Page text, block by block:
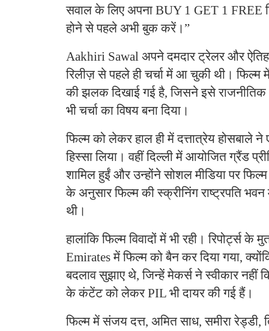
सवाल के लिए अपना BUY 1 GET 1
होने से पहले अभी बुक करें।”
Aakhiri Sawal अपने दमदार ट्रेलर और
रिलीज़ से पहले ही चर्चा में आ चुकी थी।
की झलक दिखाई गई है, जिसने इसे
भी चर्चा का विषय बना दिया।
फिल्म को लेकर हाल ही में दत्तात्रेय होसबाले
हिस्सा लिया। वहीं दिल्ली में आयोजित ग्रैंड
शामिल हुईं और उन्होंने सोशल मीडिया पर फिल्म
के अनुसार फिल्म की स्क्रीनिंग राष्ट्रपति
थी।
हालांकि फिल्म विवादों में भी रही। रिपोर्ट्स के
Emirates में फिल्म को बैन कर दिया गया,
बदलाव सुझाए थे, जिन्हें मेकर्स ने स्वीकार नहीं
के कंटेंट को लेकर PIL भी दायर की गई हैं।
फिल्म में संजय दत्त, अमित साध, समीरा रेड्डी,